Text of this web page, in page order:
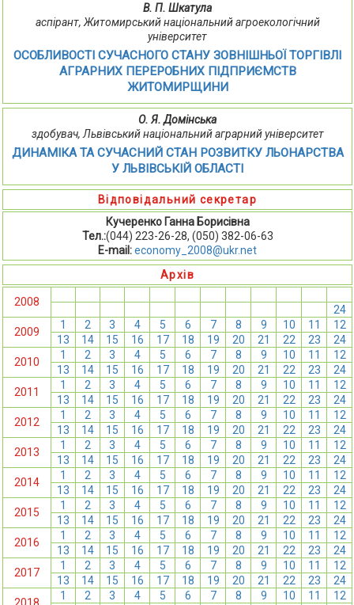
В. П. Шкатула
аспірант, Житомирський національний агроекологічний
університет
ОСОБЛИВОСТІ СУЧАСНОГО СТАНУ ЗОВНІШНЬОЇ ТОРГІВЛІ
АГРАРНИХ ПЕРЕРОБНИХ ПІДПРИЄМСТВ
ЖИТОМИРЩИНИ
О. Я. Домінська
здобувач, Львівський національний аграрний університет
ДИНАМІКА ТА СУЧАСНИЙ СТАН РОЗВИТКУ ЛЬОНАРСТВА
У ЛЬВІВСЬКІЙ ОБЛАСТІ
Відповідальний секретар
Кучеренко Ганна Борисівна
Тел.:(044) 223-26-28, (050) 382-06-63
E-mail:economy_2008@ukr.net
Архів
2008
24
2009
1 2 3 4 5 6 7 8 9 10 11
12
13
14 15 16 17 18 19 20 21 22 23
24
2010
1 2 3 4 5 6 7 8 9 10 11
12
13
14 15 16 17 18 19 20 21 22 23
24
2011
1 2 3 4 5 6 7 8 9 10 11
12
13
14 15 16 17 18 19 20 21 22 23
24
2012
1 2 3 4 5 6 7 8 9 10 11
12
13
14 15 16 17 18 19 20 21 22 23
24
2013
1 2 3 4 5 6 7 8 9 10 11
12
13
14 15 16 17 18 19 20 21 22 23
24
2014
1 2 3 4 5 6 7 8 9 10 11
12
13
14 15 16 17 18 19 20 21 22 23
24
2015
1 2 3 4 5 6 7 8 9 10 11
12
13
14 15 16 17 18 19 20 21 22 23
24
2016
1 2 3 4 5 6 7 8 9 10 11
12
13
14 15 16 17 18 19 20 21 22 23
24
2017
1 2 3 4 5 6 7 8 9 10 11
12
13
14 15 16 17 18 19 20 21 22 23
24
1 2 3 4 5 6 7 8 9 10 11
12